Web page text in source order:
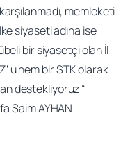
memleketi
siyaseti adına ise
bir siyasetçi olan İl
u hem bir STK olarak
destekliyoruz “
Saim AYHAN